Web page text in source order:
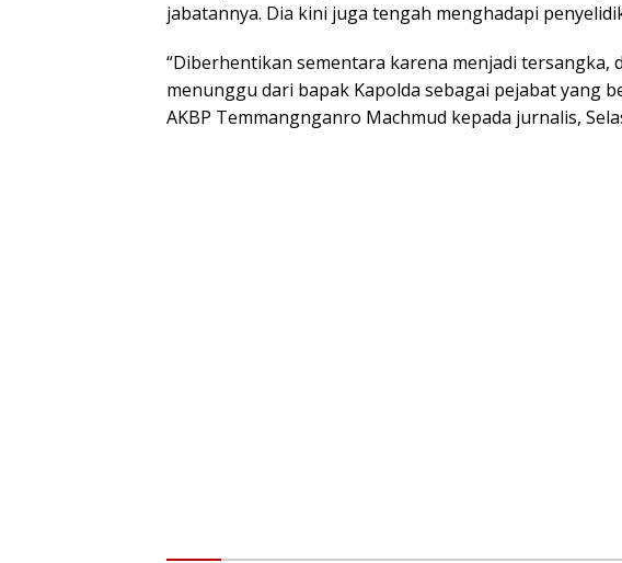
jabatannya. Dia kini juga tengah menghadapi
“Diberhentikan sementara karena menjadi tersangka,
menunggu dari bapak Kapolda sebagai pejabat yang
AKBP Temmangnganro Machmud kepada jurnalis,